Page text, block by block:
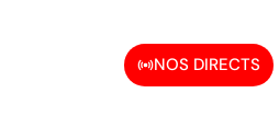
NOS DIRECTS